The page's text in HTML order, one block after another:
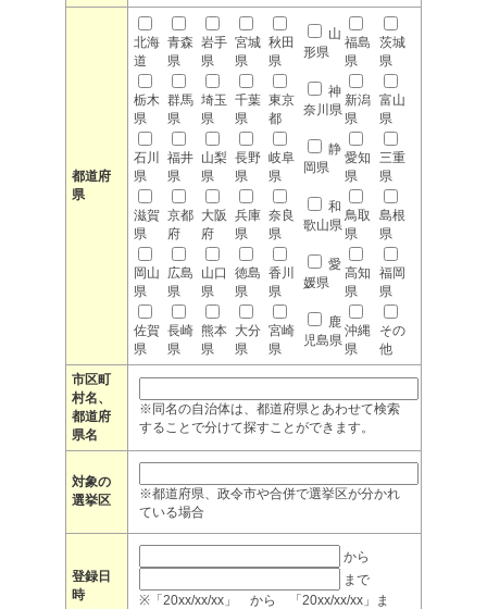
都道府
県
北海
道
青森
県
岩手
県
宮城
県
秋田
県
山
形県
福島
県
茨城
県
栃木
県
群馬
県
埼玉
県
千葉
県
東京
都
神
奈川県
新潟
県
富山
県
石川
県
福井
県
山梨
県
長野
県
岐阜
県
静
岡県
愛知
県
三重
県
滋賀
県
京都
府
大阪
府
兵庫
県
奈良
県
和
歌山県
鳥取
県
島根
県
岡山
県
広島
県
山口
県
徳島
県
香川
県
愛
媛県
高知
県
福岡
県
佐賀
県
長崎
県
熊本
県
大分
県
宮崎
県
鹿
児島県
沖縄
県
その
他
市区町
村名、
都道府
県名
※同名の自治体は、都道府県とあわせて検索
することで分けて探すことができます。
対象の
選挙区
※都道府県、政令市や合併で選挙区が分かれ
ている場合
登録日
時
から
まで
※「20xx/xx/xx」 から 「20xx/xx/xx」ま